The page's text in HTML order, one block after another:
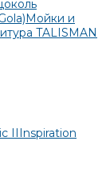
Мойки и
TALISMAN
IIInspiration